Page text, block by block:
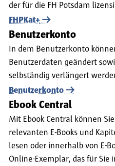
der für die FH Potsdam
FHPKat+
Benutzerkonto
In dem Benutzerkonto
Benutzerdaten geändert
selbständig verlängert
Benutzerkonto
Ebook Central
Mit Ebook Central können
relevanten E-Books und
lesen oder innerhalb von E-
Online-Exemplar, das für Sie